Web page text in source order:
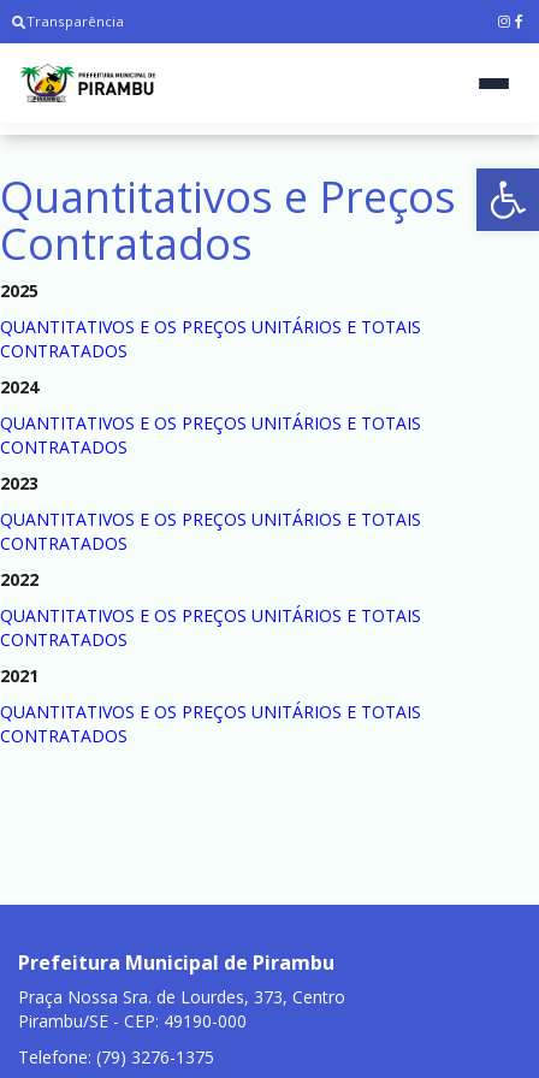
Transparência
Quantitativos e Preços
Contratados
2025
QUANTITATIVOS E OS PREÇOS UNITÁRIOS E TOTAIS
CONTRATADOS
2024
QUANTITATIVOS E OS PREÇOS UNITÁRIOS E TOTAIS
CONTRATADOS
2023
QUANTITATIVOS E OS PREÇOS UNITÁRIOS E TOTAIS
CONTRATADOS
2022
QUANTITATIVOS E OS PREÇOS UNITÁRIOS E TOTAIS
CONTRATADOS
2021
QUANTITATIVOS E OS PREÇOS UNITÁRIOS E TOTAIS
CONTRATADOS
Prefeitura Municipal de Pirambu
Praça Nossa Sra. de Lourdes, 373, Centro
Pirambu/SE - CEP: 49190-000
Telefone: (79) 3276-1375